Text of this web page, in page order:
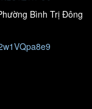
treble có chất liệu là
Họng treble
độ phủ tuyệt hảo
monitor sân khấu.
sử dụng công
loa hoạt động ở
Bình Trị Đông